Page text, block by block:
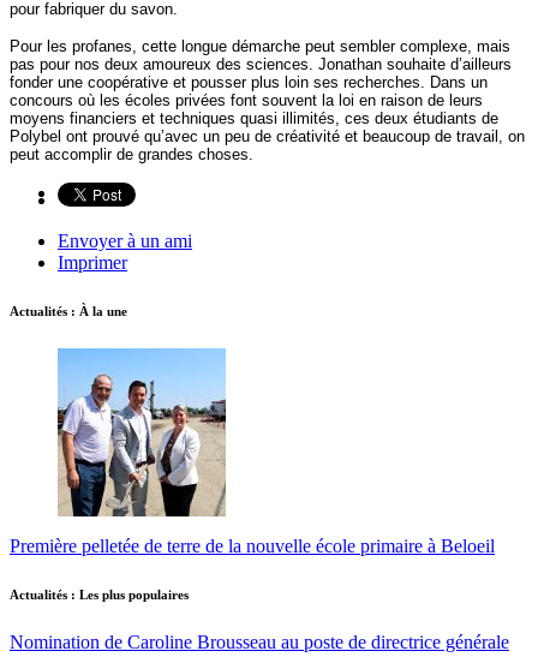
pour fabriquer du savon.
Pour les profanes, cette longue démarche peut sembler complexe, mais
pas pour nos deux amoureux des sciences. Jonathan souhaite d’ailleurs
fonder une coopérative et pousser plus loin ses recherches. Dans un
concours où les écoles privées font souvent la loi en raison de leurs
moyens financiers et techniques quasi illimités, ces deux étudiants de
Polybel ont prouvé qu’avec un peu de créativité et beaucoup de travail, on
peut accomplir de grandes choses.
Envoyer à un ami
Imprimer
Actualités : À la une
Première pelletée de terre de la nouvelle école primaire à Beloeil
Actualités : Les plus populaires
Nomination de Caroline Brousseau au poste de directrice générale